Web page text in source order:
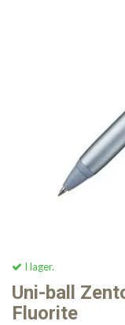
I lager.
Uni-ball
Fluorite